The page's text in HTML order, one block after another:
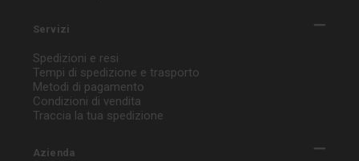
Servizi
Spedizioni e resi
Tempi di spedizione e trasporto
Metodi di pagamento
Condizioni di vendita
Traccia la tua spedizione
Azienda